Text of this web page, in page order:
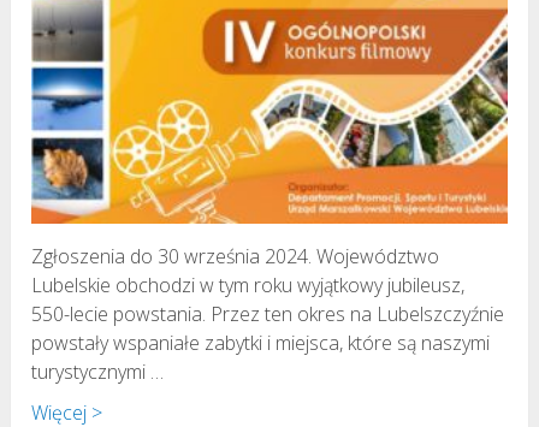
Zgłoszenia do 30 września 2024. Województwo
Lubelskie obchodzi w tym roku wyjątkowy jubileusz,
550-lecie powstania. Przez ten okres na Lubelszczyźnie
powstały wspaniałe zabytki i miejsca, które są naszymi
turystycznymi …
Więcej >